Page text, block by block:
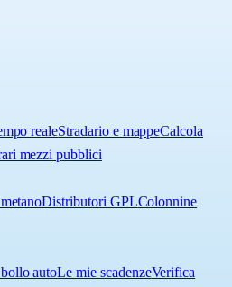
realeStradario e mappeCalcola
mezzi pubblici
Distributori GPLColonnine
autoLe mie scadenzeVerifica